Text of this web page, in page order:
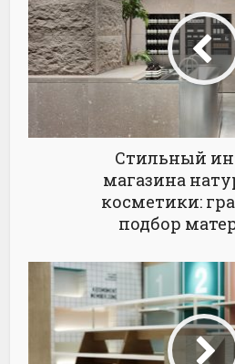
Стильный
магазина
косметики:
подбор